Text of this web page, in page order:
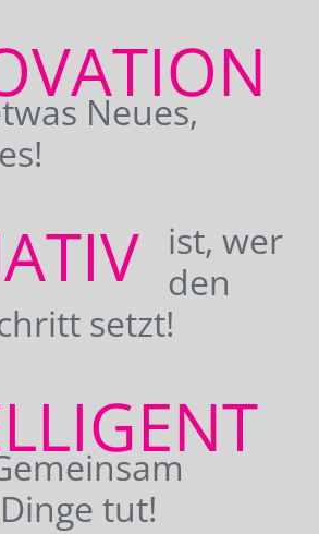
Neues,
ist, wer
den
setzt!
tut!